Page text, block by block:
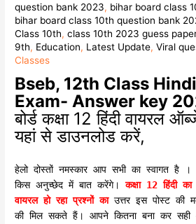
question bank 2023, bihar board class
bihar board class 10th question bank
Class 10th,class 10th 2023 guess
9th, Education, Latest Update,Viral
Classes
Bseb, 12th Class
Exam- Answer key
बोर्ड कक्षा 12 हिंदी वायरल
यहां से डाउनलोड करें,
हेलो दोस्तों नमस्कार आप सभी का स्वागत
किस अनुच्छेद में बात करेंगे।कक्षा 12 हिंदी
वायरल हो रहा प्रश्नों काउत्तर इस पोस्ट की
की मिल सकते हैं। आपने कितना बना कर सही